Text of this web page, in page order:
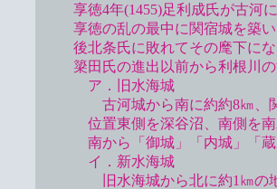
享徳4年(1455)足利成氏が古河に
享徳の乱の最中に関宿城を築い
後北条氏に敗れてその麾下にな
簗田氏の進出以前から利根川の
ア．旧水海城
古河城から南に約約8㎞、関宿
位置東側を深谷沼、南側を南
南から「御城」「内城」「蔵屋
イ．新水海城
旧水海城から北に約1㎞の地